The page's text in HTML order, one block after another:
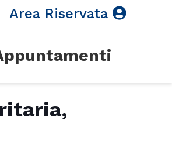
Area Riservata